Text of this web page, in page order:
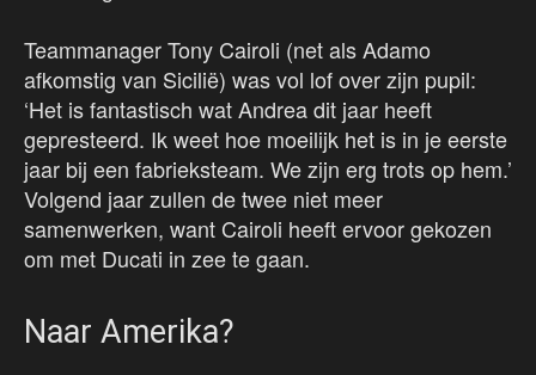
Teammanager Tony Cairoli (net als Adamo
afkomstig van Sicilië) was vol lof over zijn pupil:
‘Het is fantastisch wat Andrea dit jaar heeft
gepresteerd. Ik weet hoe moeilijk het is in je eerste
jaar bij een fabrieksteam. We zijn erg trots op hem.’
Volgend jaar zullen de twee niet meer
samenwerken, want Cairoli heeft ervoor gekozen
om met Ducati in zee te gaan.
Naar Amerika?